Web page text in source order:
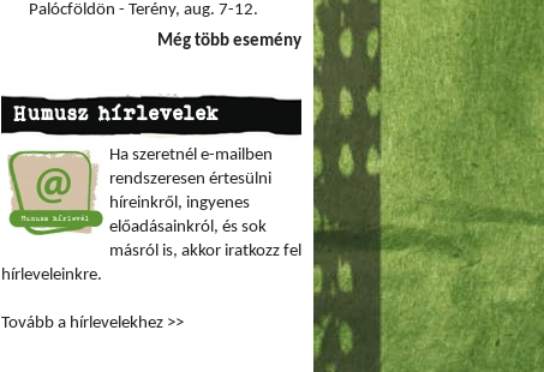
Palócföldön - Terény, aug. 7-12.
Még több esemény
Humusz hírlevelek
Ha szeretnél e-mailben
rendszeresen értesülni
híreinkről, ingyenes
előadásainkról, és sok
másról is, akkor iratkozz fel
hírleveleinkre.
Tovább a hírlevelekhez >>